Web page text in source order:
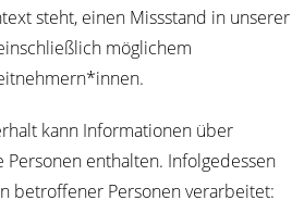
steht, einen Miss­stand in unse­rer
mög­li­chem
kann Infor­ma­tio­nen über
Per­so­nen ent­hal­ten. Infol­ge­des­sen
betrof­fe­ner Per­so­nen verarbeitet: